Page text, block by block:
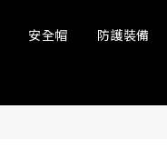
安全帽 防護裝備